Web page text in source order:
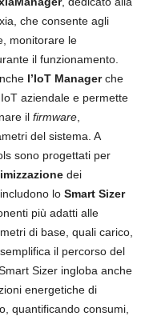
che consente agli
monitorare le
il funzionamento.
l’IoT Managerche
aziendale e permette
il firmware
del sistema. A
sono progettati per
dei
lo Smart Sizer
più adatti alle
di base, quali carico,
il percorso del
Sizer ingloba anche
energetiche di
quantificando consumi,